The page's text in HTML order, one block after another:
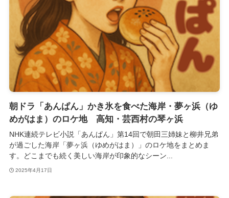
朝ドラ「あんぱん」かき氷を食べた海岸・夢ヶ浜（ゆ
めがはま）のロケ地 高知・芸西村の琴ヶ浜
NHK連続テレビ小説「あんぱん」第14回で朝田三姉妹と柳井兄弟
が過ごした海岸「夢ヶ浜（ゆめがはま）」のロケ地をまとめま
す。どこまでも続く美しい海岸が印象的なシーン...
2025年4月17日